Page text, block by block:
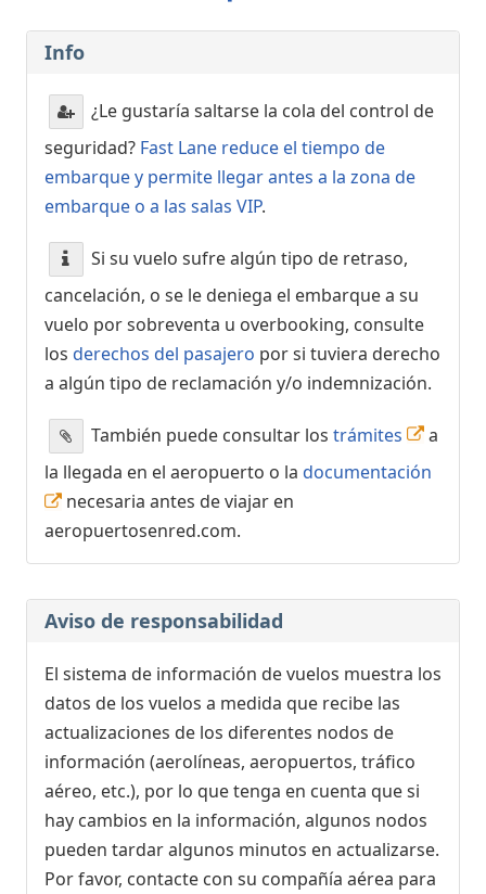
Info
¿Le gustaría saltarse la cola del control de
seguridad? Fast Lane reduce el tiempo de
embarque y permite llegar antes a la zona de
embarque o a las salas VIP.
Si su vuelo sufre algún tipo de retraso,
cancelación, o se le deniega el embarque a su
vuelo por sobreventa u overbooking, consulte
los derechos del pasajero por si tuviera derecho
a algún tipo de reclamación y/o indemnización.
También puede consultar los trámites
a
la llegada en el aeropuerto o la documentación
necesaria antes de viajar en
aeropuertosenred.com.
Aviso de responsabilidad
El sistema de información de vuelos muestra los
datos de los vuelos a medida que recibe las
actualizaciones de los diferentes nodos de
información (aerolíneas, aeropuertos, tráfico
aéreo, etc.), por lo que tenga en cuenta que si
hay cambios en la información, algunos nodos
pueden tardar algunos minutos en actualizarse.
Por favor, contacte con su compañía aérea para